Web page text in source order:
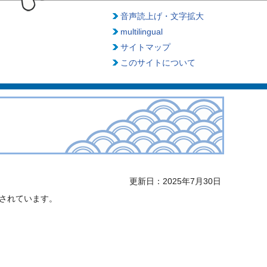
音声読上げ・文字拡大
multilingual
サイトマップ
このサイトについて
更新日：2025年7月30日
れています。